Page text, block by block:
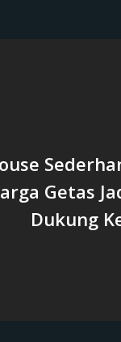
Getas
Dukung